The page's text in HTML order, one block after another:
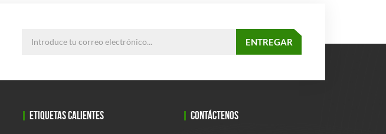
ETIQUETAS CALIENTES CONTÁCTENOS